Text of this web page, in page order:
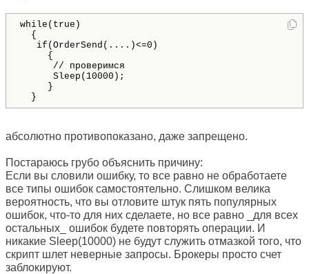
while(true)
  {
   if(OrderSend(....)<=0)
     {
      // проверимся
      Sleep(10000);
     }
  }
абсолютно противопоказано, даже запрещено.
Постараюсь грубо объяснить причину:
Если вы словили ошибку, то все равно не обработаете
все типы ошибок самостоятельно. Слишком велика
вероятность, что вы отловите штук пять популярных
ошибок, что-то для них сделаете, но все равно _для всех
остальных_ ошибок будете повторять операции. И
никакие Sleep(10000) не будут служить отмазкой того, что
скрипт шлет неверные запросы. Брокеры просто счет
заблокируют.